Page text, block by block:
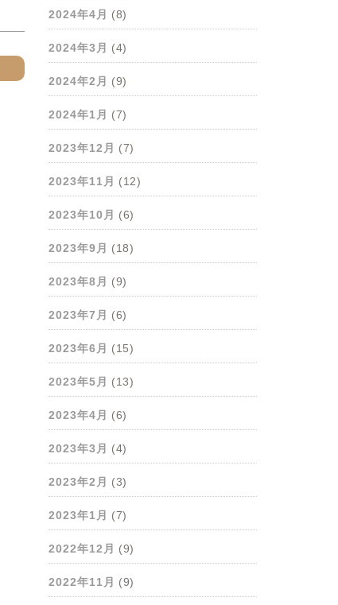
2024年4月 (8)
2024年3月 (4)
2024年2月 (9)
2024年1月 (7)
2023年12月 (7)
2023年11月 (12)
2023年10月 (6)
2023年9月 (18)
2023年8月 (9)
2023年7月 (6)
2023年6月 (15)
2023年5月 (13)
2023年4月 (6)
2023年3月 (4)
2023年2月 (3)
2023年1月 (7)
2022年12月 (9)
2022年11月 (9)